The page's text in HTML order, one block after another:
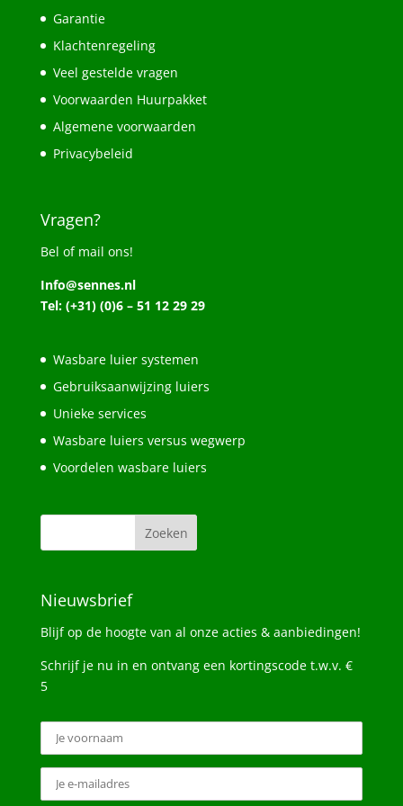
Garantie
Klachtenregeling
Veel gestelde vragen
Voorwaarden Huurpakket
Algemene voorwaarden
Privacybeleid
Vragen?
Bel of mail ons!
Info@sennes.nl
Tel: (+31) (0)6 – 51 12 29 29
Wasbare luier systemen
Gebruiksaanwijzing luiers
Unieke services
Wasbare luiers versus wegwerp
Voordelen wasbare luiers
Nieuwsbrief
Blijf op de hoogte van al onze acties & aanbiedingen!
Schrijf je nu in en ontvang een kortingscode t.w.v. €
5